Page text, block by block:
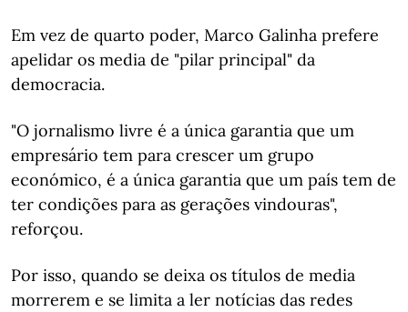
Em vez de quarto poder, Marco Galinha prefere
apelidar os media de "pilar principal" da
democracia.
"O jornalismo livre é a única garantia que um
empresário tem para crescer um grupo
económico, é a única garantia que um país tem de
ter condições para as gerações vindouras",
reforçou.
Por isso, quando se deixa os títulos de media
morrerem e se limita a ler notícias das redes